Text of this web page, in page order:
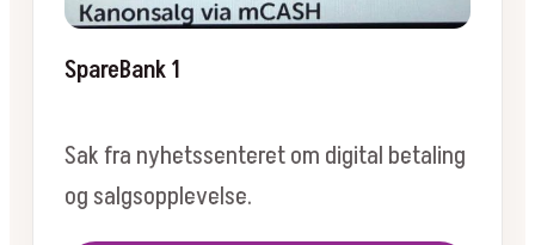
SpareBank 1
Sak fra nyhetssenteret om digital betaling
og salgsopplevelse.